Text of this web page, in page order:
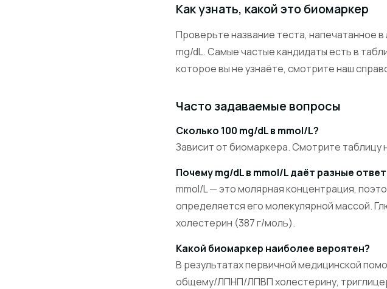
Как узнать, какой это биомаркер
Проверьте название теста, напечатанное
mg/dL. Самые частые кандидаты есть в
которое вы не узнаёте, смотритенаш
Часто задаваемые вопросы
Сколько 100 mg/dL в mmol/L?
Зависит от биомаркера. Смотрите
Почему mg/dL в mmol/L даёт разные
mmol/L — это молярная концентрация,
определяется его молекулярной массой.
холестерин (387 г/моль).
Какой биомаркер наиболее вероятен?
В результатах первичной медицинской
общему/ЛПНП/ЛПВП холестерину,